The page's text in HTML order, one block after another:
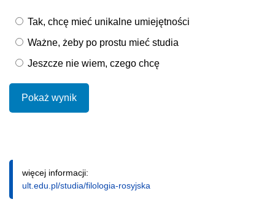
Tak, chcę mieć unikalne umiejętności
Ważne, żeby po prostu mieć studia
Jeszcze nie wiem, czego chcę
Pokaż wynik
więcej informacji:
ult.edu.pl/studia/filologia-rosyjska